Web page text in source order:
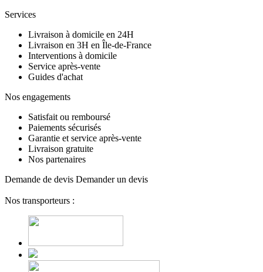
Services
Livraison à domicile en 24H
Livraison en 3H en Île-de-France
Interventions à domicile
Service après-vente
Guides d'achat
Nos engagements
Satisfait ou remboursé
Paiements sécurisés
Garantie et service après-vente
Livraison gratuite
Nos partenaires
Demande de devis Demander un devis
Nos transporteurs :